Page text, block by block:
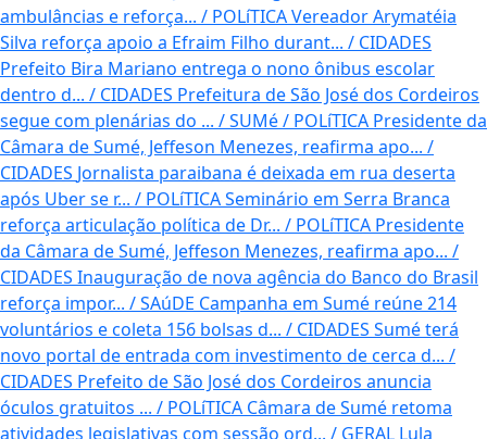
ambulâncias e reforça... / POLíTICAVereador Arymatéia
Silva reforça apoio a Efraim Filho durant... / CIDADES
Prefeito Bira Mariano entrega o nono ônibus escolar
dentro d... / CIDADES Prefeitura de São José dos Cordeiros
segue com plenárias do ... /SUMé / POLíTICA Presidente da
Câmara de Sumé, Jeffeson Menezes, reafirma apo... /
CIDADES Jornalista paraibana é deixada em rua deserta
após Uber se r... / POLíTICASeminário em Serra Branca
reforça articulação política de Dr... / POLíTICA Presidente
da Câmara de Sumé, Jeffeson Menezes, reafirma apo... /
CIDADES Inauguração de nova agência do Banco do Brasil
reforça impor... /SAúDE Campanha em Sumé reúne 214
voluntários e coleta 156 bolsas d... / CIDADES Sumé terá
novo portal de entrada com investimento de cerca d... /
CIDADES Prefeito de São José dos Cordeiros anuncia
óculos gratuitos ... / POLíTICA Câmara de Sumé retoma
atividades legislativas com sessão ord... / GERAL Lula